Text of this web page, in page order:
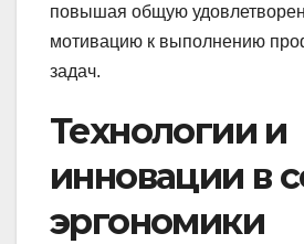
повышая общую
мотивацию к выполнению
задач.
Технологии и
инновации в
эргономики